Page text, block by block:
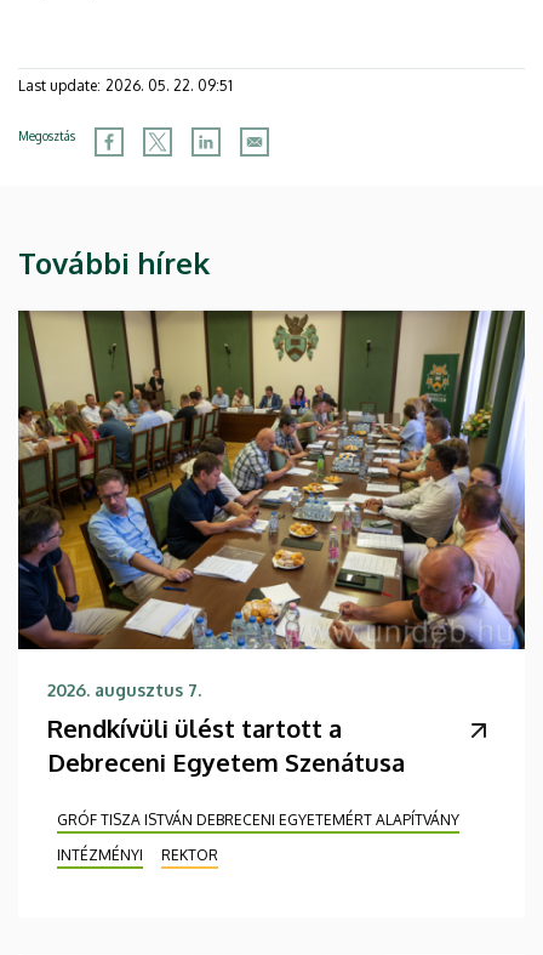
Last update: 2026. 05. 22. 09:51
Megosztás
További hírek
2026. augusztus 7.
Rendkívüli ülést tartott a
Debreceni Egyetem Szenátusa
GRÓF TISZA ISTVÁN DEBRECENI EGYETEMÉRT ALAPÍTVÁNY
INTÉZMÉNYI
REKTOR